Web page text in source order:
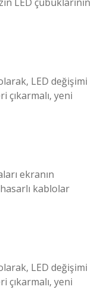
LED değişimi
yeni
ekranın
kablolar
LED değişimi
yeni